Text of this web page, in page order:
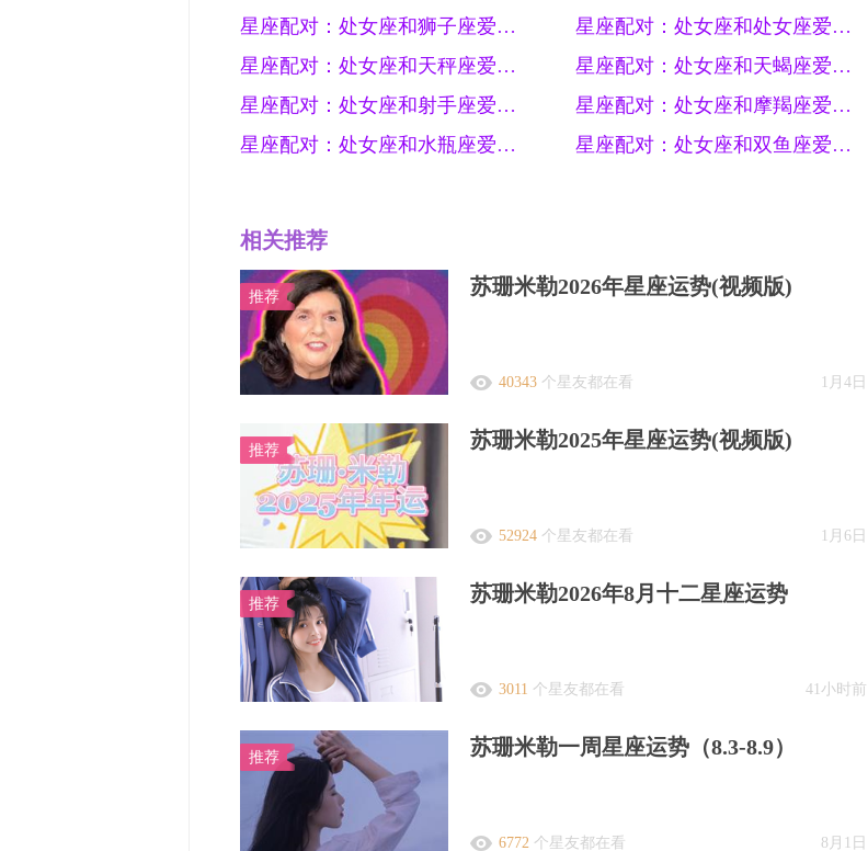
星座配对：处女座和狮子座爱情配对结果
星座配对：处女座和处女座爱情配对结果
星座配对：处女座和天秤座爱情配对结果
星座配对：处女座和天蝎座爱情配对结果
星座配对：处女座和射手座爱情配对结果
星座配对：处女座和摩羯座爱情配对结果
星座配对：处女座和水瓶座爱情配对结果
星座配对：处女座和双鱼座爱情配对结果
相关推荐
推荐 苏珊米勒2026年星座运势(视频版)
40343 个星友都在看 1月4日
推荐 苏珊米勒2025年星座运势(视频版)
52924 个星友都在看 1月6日
推荐 苏珊米勒2026年8月十二星座运势
3011 个星友都在看 41小时前
推荐 苏珊米勒一周星座运势（8.3-8.9）
6772 个星友都在看 8月1日